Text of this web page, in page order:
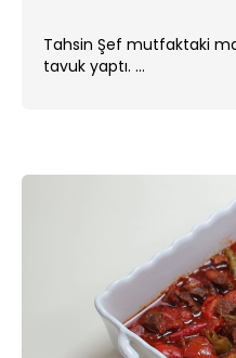
Tahsin Şef mutfaktaki
tavuk yaptı. ...